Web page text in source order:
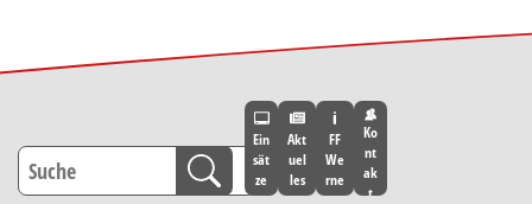
Ein
sät
ze
Akt
uel
les
FF
We
rne
Ko
nt
ak
t